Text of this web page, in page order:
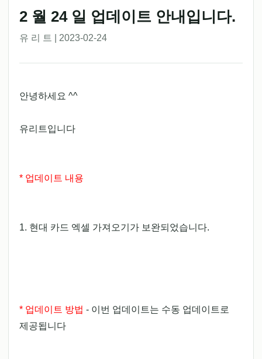
2 월 24 일 업데이트 안내입니다.
유 리 트 | 2023-02-24
안녕하세요 ^^
유리트입니다
* 업데이트 내용
1. 현대 카드 엑셀 가져오기가 보완되었습니다.
* 업데이트 방법 - 이번 업데이트는 수동 업데이트로
제공됩니다